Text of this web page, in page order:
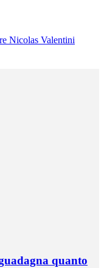
Nicolas Valentini
quanto